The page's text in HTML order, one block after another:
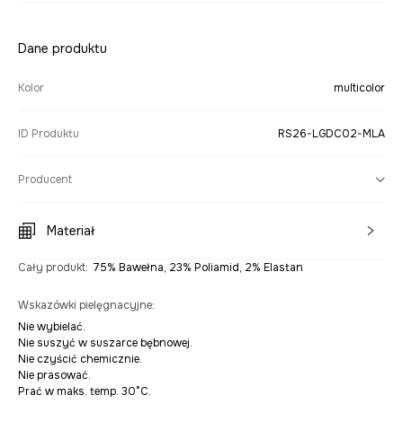
Dane produktu
Kolor multicolor
ID Produktu RS26-LGDC02-MLA
Producent
Materiał
Cały produkt: 75% Bawełna, 23% Poliamid, 2% Elastan
Wskazówki pielęgnacyjne:
Nie wybielać.
Nie suszyć w suszarce bębnowej.
Nie czyścić chemicznie.
Nie prasować.
Prać w maks. temp. 30°C.